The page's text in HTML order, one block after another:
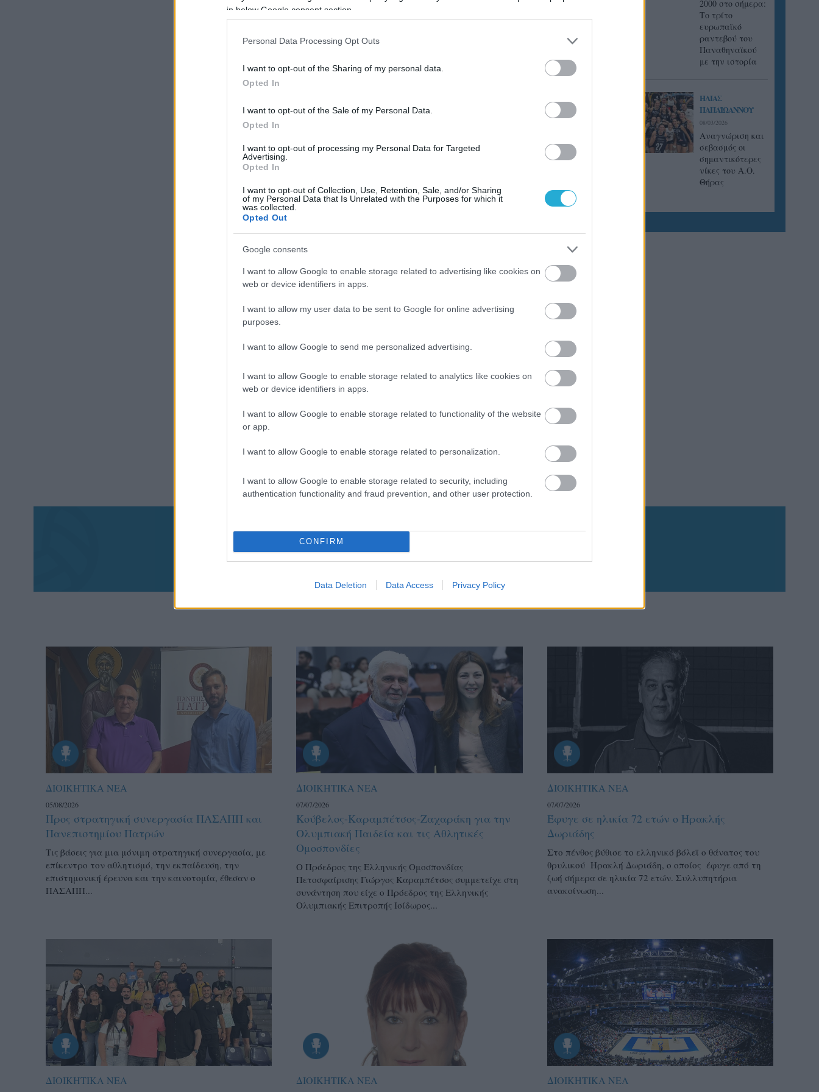
in below Google consent section.
Personal Data Processing Opt Outs
I want to opt-out of the Sharing of my personal data.
Opted In
I want to opt-out of the Sale of my Personal Data.
Opted In
I want to opt-out of processing my Personal Data for Targeted
Advertising.
Opted In
I want to opt-out of Collection, Use, Retention, Sale, and/or Sharing
of my Personal Data that Is Unrelated with the Purposes for which it
was collected.
Opted Out
Google consents
I want to allow Google to enable storage related to advertising like cookies on
web or device identifiers in apps.
I want to allow my user data to be sent to Google for online advertising
purposes.
I want to allow Google to send me personalized advertising.
I want to allow Google to enable storage related to analytics like cookies on
web or device identifiers in apps.
I want to allow Google to enable storage related to functionality of the website
or app.
I want to allow Google to enable storage related to personalization.
I want to allow Google to enable storage related to security, including
authentication functionality and fraud prevention, and other user protection.
CONFIRM
Data Deletion Data Access Privacy Policy
2000 στο σήμερα:
Tο τρίτο
ευρωπαϊκό
ραντεβού του
Παναθηναϊκού
με την ιστορία
ΗΛΙΑΣ
ΠΑΠΑΪΩΑΝΝΟΥ
08/03/2026
Αναγνώριση και
σεβασμός οι
σημαντικότερες
νίκες του Α.Ο.
Θήρας
Aκολουθήστε μας
παντού…
ΔΙΟΙΚΗΤΙΚΑ ΝΕΑ
05/08/2026
Προς στρατηγική συνεργασία ΠΑΣΑΠΠ και
Πανεπιστημίου Πατρών
Τις βάσεις για μια μόνιμη στρατηγική συνεργασία, με
επίκεντρο τον αθλητισμό, την εκπαίδευση, την
επιστημονική έρευνα και την καινοτομία, έθεσαν ο
ΠΑΣΑΠΠ...
ΔΙΟΙΚΗΤΙΚΑ ΝΕΑ
07/07/2026
Κούβελος-Καραμπέτσος-Ζαχαράκη για την
Ολυμπιακή Παιδεία και τις Αθλητικές
Ομοσπονδίες
Ο Πρόεδρος της Ελληνικής Ομοσπονδίας
Πετοσφαίρισης Γιώργος Καραμπέτσος συμμετείχε στη
συνάντηση που είχε ο Πρόεδρος της Ελληνικής
Ολυμπιακής Επιτροπής Ισίδωρος...
ΔΙΟΙΚΗΤΙΚΑ ΝΕΑ
07/07/2026
Έφυγε σε ηλικία 72 ετών ο Ηρακλής
Δωριάδης
Στο πένθος βύθισε το ελληνικό βόλεϊ ο θάνατος του
θρυλικού Ηρακλή Δωριάδη, ο οποίος έφυγε από τη
ζωή σήμερα σε ηλικία 72 ετών. Συλλυπητήρια
ανακοίνωση...
ΔΙΟΙΚΗΤΙΚΑ ΝΕΑ ΔΙΟΙΚΗΤΙΚΑ ΝΕΑ ΔΙΟΙΚΗΤΙΚΑ ΝΕΑ